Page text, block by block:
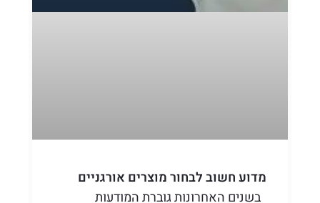
מדוע חשוב לבחור מוצרים אורגניים
בשנים האחרונות גוברת המודעות